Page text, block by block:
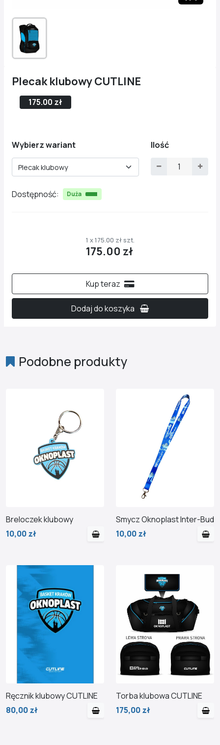
Plecak klubowy CUTLINE
175.00 zł
Wybierz wariant
Plecak klubowy
Ilość
Dostępność: Duża
1 x 175.00 zł szt.
175.00 zł
Kup teraz
Dodaj do koszyka
Podobne produkty
Breloczek klubowy
10,00 zł
Smycz Oknoplast Inter-Bud
10,00 zł
Ręcznik klubowy CUTLINE
80,00 zł
Torba klubowa CUTLINE
175,00 zł